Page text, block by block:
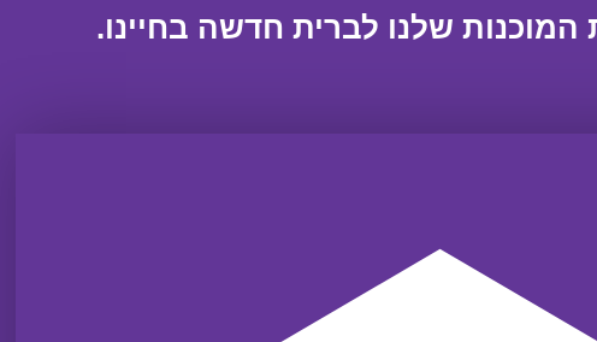
המוכנות שלנו לברית חדשה בחיינו.